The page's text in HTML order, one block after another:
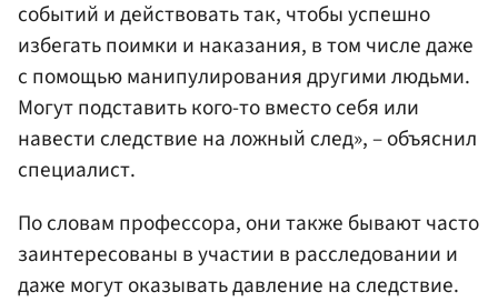
событий и действовать так, чтобы успешно
избегать поимки и наказания, в том числе даже
с помощью манипулирования другими людьми.
Могут подставить кого-то вместо себя или
навести следствие на ложный след», – объяснил
специалист.
По словам профессора, они также бывают часто
заинтересованы в участии в расследовании и
даже могут оказывать давление на следствие.